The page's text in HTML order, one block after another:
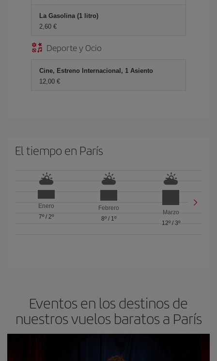
La Gasolina (1 litro)
2,60 €
Deporte y Ocio
Cine, Estreno Internacional, 1 Asiento
12,00 €
El tiempo en París
Enero
7º/ 2º
Febrero
8º/ 1º
Marzo
12º/ 3º
Eventos en los destinos de
nuestros vuelos baratos a París